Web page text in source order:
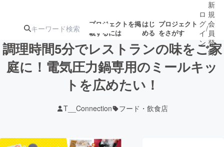
プロジェクトを掲
載するには
はじ
める
プロジェクト
をさがす
注目の新着プロ
ジェクト
募集終了が近いプ
ロ
グ
イ
ン
/
新
規
会
員
登
録
調理時間5分でレストランの味をご家
庭に！電気圧力鍋専用のミールキッ
トを広めたい！
T__Connection フード・飲食店